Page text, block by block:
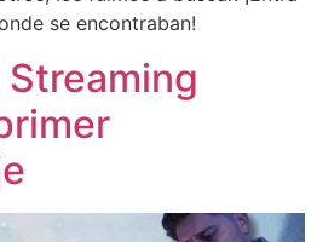
se encontraban!
Streaming